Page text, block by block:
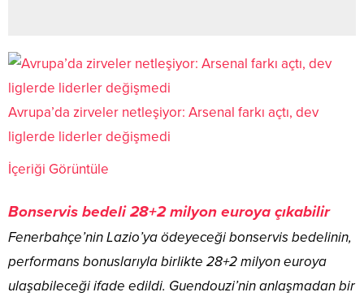
Avrupa’da zirveler netleşiyor: Arsenal farkı açtı, dev
liglerde liderler değişmedi
İçeriği Görüntüle
Bonservis bedeli 28+2 milyon euroya çıkabilir
Fenerbahçe’nin Lazio’ya ödeyeceği bonservis bedelinin,
performans bonuslarıyla birlikte 28+2 milyon euroya
ulaşabileceği ifade edildi. Guendouzi’nin anlaşmadan bir